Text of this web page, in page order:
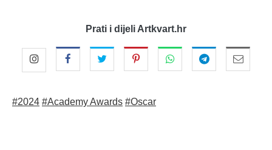
Prati i dijeli Artkvart.hr
#2024 #Academy Awards #Oscar